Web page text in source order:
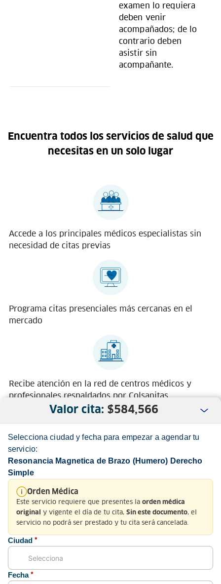
examen lo requiera
deben venir
acompañados; de lo
contrario deben
asistir sin
acompañante.
Valor cita: $584,566
Selecciona ciudad y fecha para empezar a agendar tu
servicio:
Resonancia Magnetica de Brazo (Humero) Derecho
Simple
Orden Médica
Este servicio requiere que presentes la orden médica
original
y vigente el día de tu cita, Sin este documento, el
servicio no podrá ser prestado y tu cita será cancelada.
Ciudad *
Fecha *
Encuentra todos los servicios de salud que
necesitas en un solo lugar
Accede a los principales médicos especialistas sin
necesidad de citas previas
Programa citas presenciales más cercanas en el
mercado
Recibe atención en la red de centros médicos y
profesionales respaldados por Colsanitas
Servicio al Cliente
Normatividad